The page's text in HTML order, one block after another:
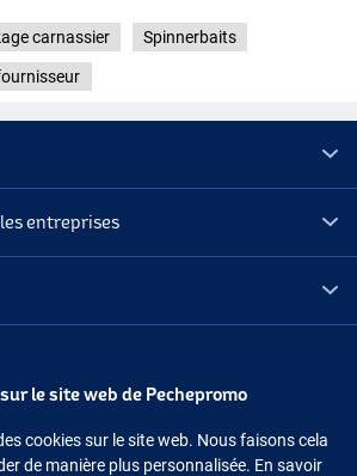
carnassier Spinnerbaits
entreprises
Facebook Instagram
le site web de Pechepromo
cookies sur le site web. Nous faisons cela
de manière plus personnalisée. En savoir